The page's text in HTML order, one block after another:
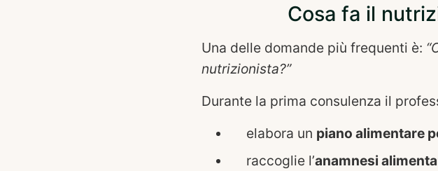
Cosa fa il
Una delle domande più frequenti è:
nutrizionista?”
Durante la prima consulenza il
elabora un piano alimentare
raccoglie l’anamnesi